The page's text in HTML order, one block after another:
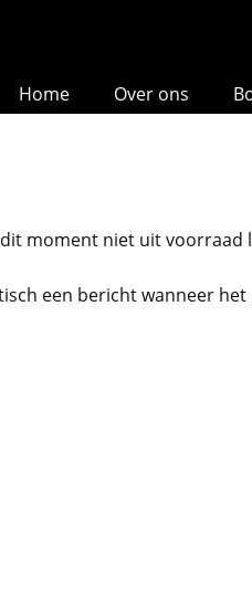
Home Over ons
moment niet uit voorraad
een bericht wanneer